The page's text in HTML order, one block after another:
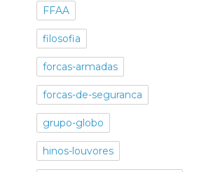
FFAA
filosofia
forcas-armadas
forcas-de-seguranca
grupo-globo
hinos-louvores